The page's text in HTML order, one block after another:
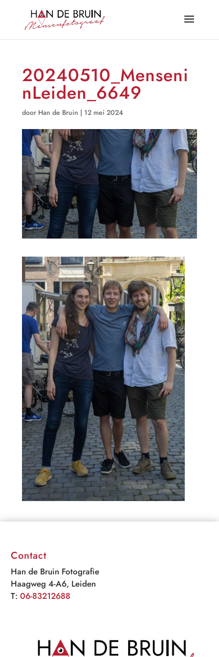
20240510_Menseni
nLeiden_6649
door Han de Bruin | 12 mei 2024
Contact
Han de Bruin Fotografie
Haagweg 4-A6, Leiden
T:06-83212688